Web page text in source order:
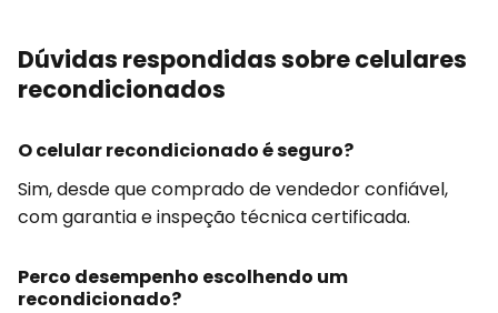
Dúvidas respondidas sobre celulares
recondicionados
O celular recondicionado é seguro?
Sim, desde que comprado de vendedor confiável,
com garantia e inspeção técnica certificada.
Perco desempenho escolhendo um
recondicionado?